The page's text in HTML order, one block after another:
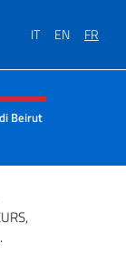
IT EN FR
de
Beirut